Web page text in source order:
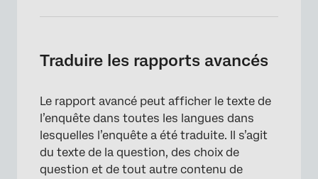
×
Traduire les rapports avancés
Le rapport avancé peut afficher le texte de
l’enquête dans toutes les langues dans
lesquelles l’enquête a été traduite. Il s’agit
du texte de la question, des choix de
question et de tout autre contenu de